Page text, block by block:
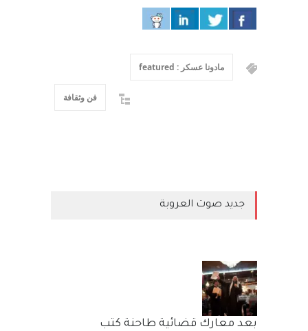
مادونا عسكر : featured
فن وثقافة
جديد صوت العروبة
بعد معارك قضائية طاحنة كتب